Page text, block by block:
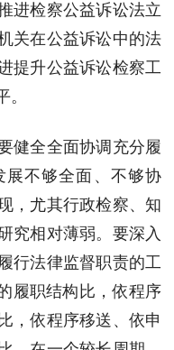
进检察公益诉讼法立
关在公益诉讼中的法
提升公益诉讼检察工
健全全面协调充分履
展不够全面、不够协
，尤其行政检察、知
究相对薄弱。要深入
行法律监督职责的工
履职结构比，依程序
，依程序移送、依申